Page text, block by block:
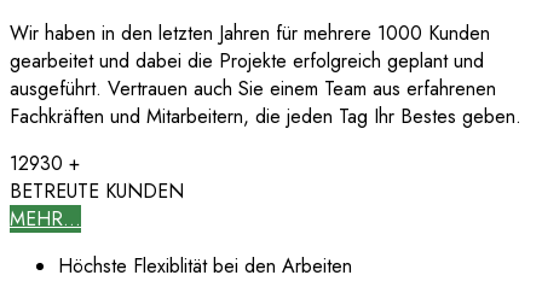
Wir haben in den letzten Jahren für mehrere 1000 Kunden
gearbeitet und dabei die Projekte erfolgreich geplant und
ausgeführt. Vertrauen auch Sie einem Team aus erfahrenen
Fachkräften und Mitarbeitern, die jeden Tag Ihr Bestes geben.
12930 +
BETREUTE KUNDEN
MEHR...
Höchste Flexiblität bei den Arbeiten